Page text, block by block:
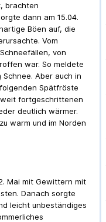
brachten
dann am 15.04.
Böen auf, die
Vom
von
war. So meldete
Schnee. Aber auch in
Spätfröste
fortgeschrittenen
deutlich wärmer.
warm und im Norden
Mai mit Gewittern mit
Danach sorgte
leicht unbeständiges